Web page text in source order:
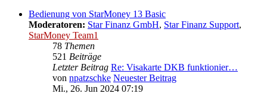
Bedienung von StarMoney 13 Basic
Moderatoren: Star Finanz GmbH, Star Finanz Support,
StarMoney Team1
78 Themen
521 Beiträge
Letzter Beitrag Re: Visakarte DKB funktionier…
von npatzschke Neuester Beitrag
Mi., 26. Jun 2024 07:19